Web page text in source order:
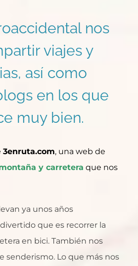
nos
viajes y
así como
en los que
muy bien.
3enruta.com, una web de
y carretera que nos
ya unos años
que es recorrer la
en bici. También nos
senderismo. Lo que más nos